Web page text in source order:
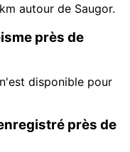
autour de Saugor.
près de
disponible pour
près de